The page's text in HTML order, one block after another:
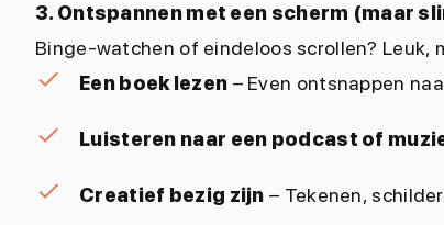
3. Ontspannen met een scherm (maar
Binge-watchen of eindeloos scrollen? Leuk,
Een boek lezen – Even ontsnappen
Luisteren naar een podcast of
Creatief bezig zijn – Tekenen,